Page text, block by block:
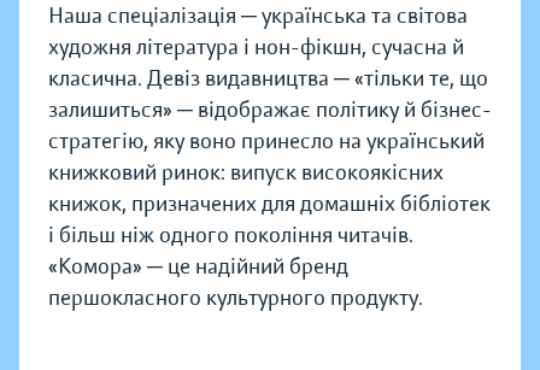
Наша спеціалізація ─ українська та світова
художня література і нон-фікшн, сучасна й
класична. Девіз видавництва ─ «тільки те, що
залишиться» ─ відображає політику й бізнес-
стратегію, яку воно принесло на український
книжковий ринок: випуск високоякісних
книжок, призначених для домашніх бібліотек
і більш ніж одного покоління читачів.
«Комора» ─ це надійний бренд
першокласного культурного продукту.